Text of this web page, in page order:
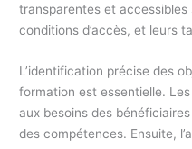
transparentes et
conditions d’accès, et leurs
L’identification précise des
formation est essentielle.
aux besoins des
des compétences. Ensuite,